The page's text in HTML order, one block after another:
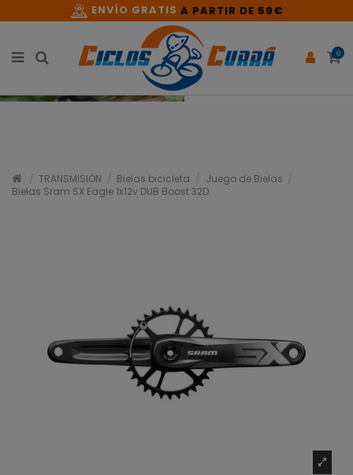
ENVÍO GRATIS A PARTIR DE 59€
0
TRANSMISIÓN Bielas bicicleta
Juego de Bielas
Bielas Sram SX Eagle 1x12v DUB Boost 32D